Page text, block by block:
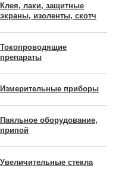
Клея, лаки, защитные
экраны, изоленты, скотч
Токопроводящие
препараты
Измерительные приборы
Паяльное оборудование,
припой
Увеличительные стекла